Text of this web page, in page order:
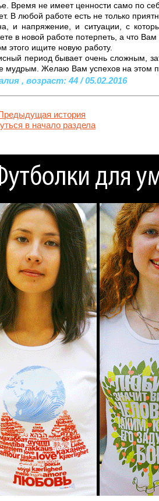
Время не имеет ценности само по
В любой работе есть не только
и напряжение, и ситуации, с
в новой работе потерпеть, а что
этого ищите новую работу.
период бывает очень сложным,
мудрым. Желаю Вам успехов на этом
, возраст: 44 / 05.02.2016
история
в начало раздела